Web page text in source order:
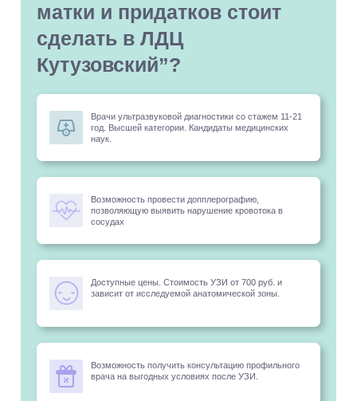
матки и придатков стоит
сделать в ЛДЦ
Кутузовский”?
Врачи ультразвуковой диагностики со стажем 11-21
год. Высшей категории. Кандидаты медицинских
наук.
Возможность провести допплерографию,
позволяющую выявить нарушение кровотока в
сосудах
Доступные цены. Стоимость УЗИ от 700 руб. и
зависит от исследуемой анатомической зоны.
Возможность получить консультацию профильного
врача на выгодных условиях после УЗИ.